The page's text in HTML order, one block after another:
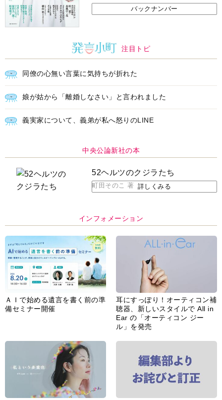
バックナンバー
注目トピ
同僚の心無い言葉に気持ちが折れた
娘が姑から「離婚しなさい」と言われました
義実家について、義弟が私へ怒りのLINE
中央公論新社の本
52ヘルツのクジラたち
町田そのこ 著 詳しくみる
インフォメーション
ＡＩで始める遺言を書く前の準
備セミナー開催
耳にすっぽり！オーティコン補
聴器、新しいスタイルで All in
Ear の「オーティコン ジー
ル」を発売